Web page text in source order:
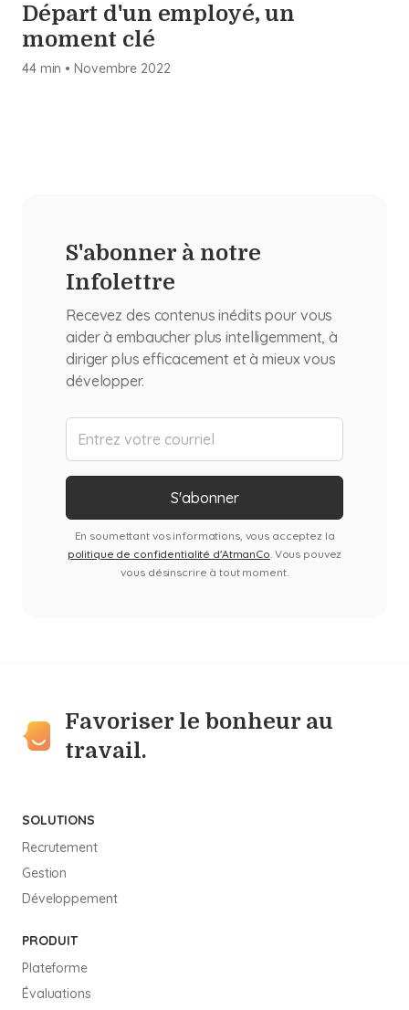
Départ d'un employé, un
moment clé
44 min • Novembre 2022
S'abonner à notre
Infolettre
Recevez des contenus inédits pour vous
aider à embaucher plus intelligemment, à
diriger plus efficacement et à mieux vous
développer.
En soumettant vos informations, vous acceptez la
politique de confidentialité d'AtmanCo. Vous pouvez
vous désinscrire à tout moment.
Favoriser le bonheur au
travail.
SOLUTIONS
Recrutement
Gestion
Développement
PRODUIT
Plateforme
Évaluations